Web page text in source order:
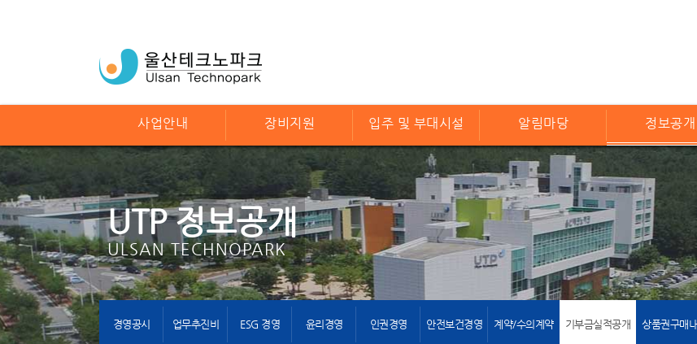
사업안내 장비지원 입주 및 부대시설 알림마당 정보공개
UTP 정보공개
ULSAN TECHNOPARK
경영공시 업무추진비 ESG 경영 윤리경영 인권경영 안전보건경영 계약/수의계약 기부금실적공개 상품권구매